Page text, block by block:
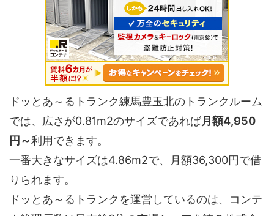
ドッとあ～るトランク練馬豊玉北のトランクルーム
では、広さが0.81m2のサイズであれば月額4,950
円～利用できます。
一番大きなサイズは4.86m2で、月額36,300円で借
りられます。
ドッとあ～るトランクを運営しているのは、コンテ